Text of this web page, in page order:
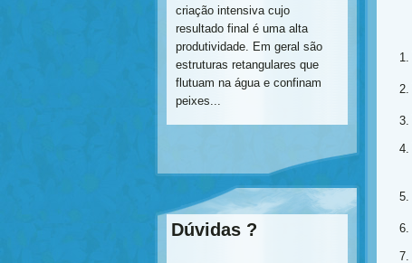
criação intensiva cujo
resultado final é uma alta
produtividade. Em geral são
estruturas retangulares que
flutuam na água e confinam
peixes...
Dúvidas ?